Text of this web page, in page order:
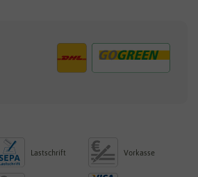
Lastschrift Vorkasse